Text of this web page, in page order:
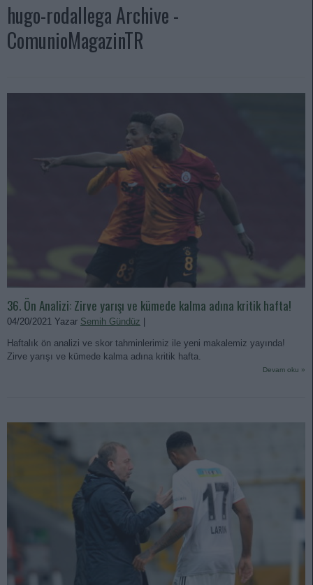
hugo-rodallega Archive -
ComunioMagazinTR
36. Ön Analizi: Zirve yarışı ve kümede kalma adına kritik hafta!
04/20/2021 Yazar Semih Gündüz
Haftalık ön analizi ve skor tahminlerimiz ile yeni makalemiz yayında!
Zirve yarışı ve kümede kalma adına kritik hafta.
Devam oku »